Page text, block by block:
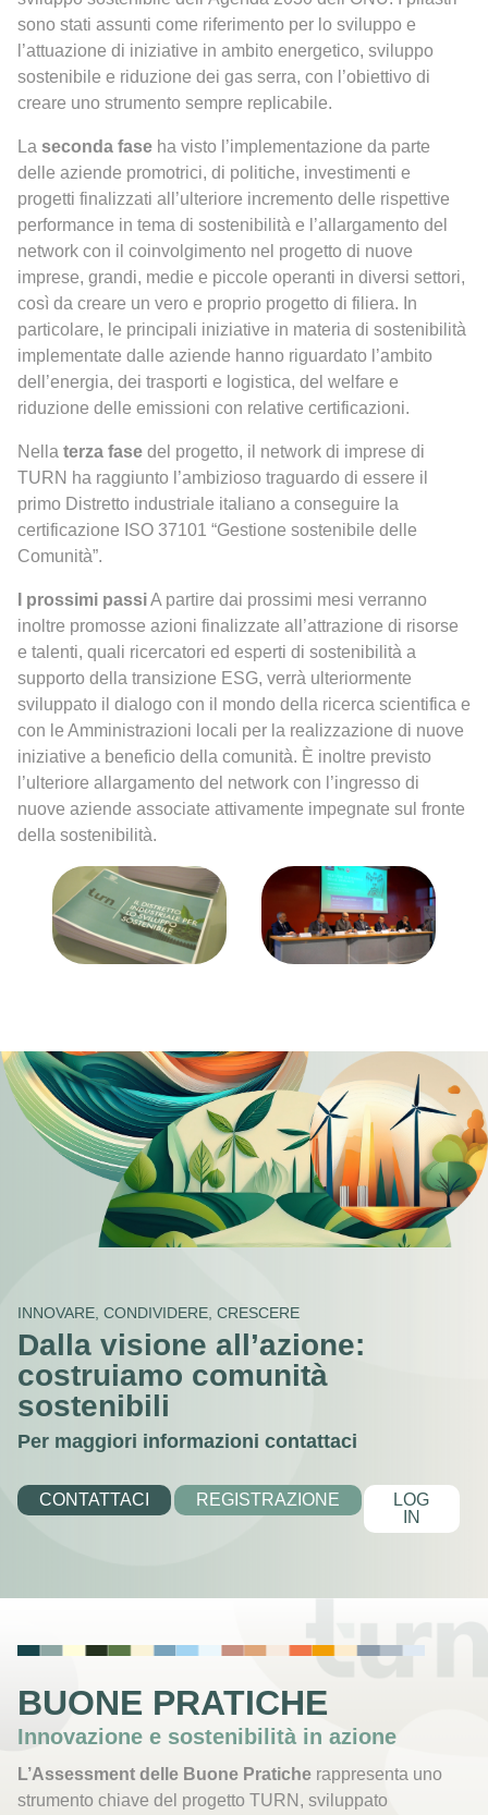
sono stati assunti come riferimento per lo sviluppo e
l’attuazione di iniziative in ambito energetico, sviluppo
sostenibile e riduzione dei gas serra, con l’obiettivo di
creare uno strumento sempre replicabile.
La seconda fase ha visto l’implementazione da parte
delle aziende promotrici, di politiche, investimenti e
progetti finalizzati all’ulteriore incremento delle rispettive
performance in tema di sostenibilità e l’allargamento del
network con il coinvolgimento nel progetto di nuove
imprese, grandi, medie e piccole operanti in diversi settori,
così da creare un vero e proprio progetto di filiera. In
particolare, le principali iniziative in materia di sostenibilità
implementate dalle aziende hanno riguardato l’ambito
dell’energia, dei trasporti e logistica, del welfare e
riduzione delle emissioni con relative certificazioni.
Nella terza fase del progetto, il network di imprese di
TURN ha raggiunto l’ambizioso traguardo di essere il
primo Distretto industriale italiano a conseguire la
certificazione ISO 37101 “Gestione sostenibile delle
Comunità”.
I prossimi passiA partire dai prossimi mesi verranno
inoltre promosse azioni finalizzate all’attrazione di risorse
e talenti, quali ricercatori ed esperti di sostenibilità a
supporto della transizione ESG, verrà ulteriormente
sviluppato il dialogo con il mondo della ricerca scientifica e
con le Amministrazioni locali per la realizzazione di nuove
iniziative a beneficio della comunità. È inoltre previsto
l’ulteriore allargamento del network con l’ingresso di
nuove aziende associate attivamente impegnate sul fronte
della sostenibilità.
INNOVARE, CONDIVIDERE, CRESCERE
Dalla visione all’azione:
costruiamo comunità
sostenibili
Per maggiori informazioni contattaci
CONTATTACI REGISTRAZIONE
LOG
IN
BUONE PRATICHE
Innovazione e sostenibilità in azione
L’Assessment delle Buone Pratiche rappresenta uno
strumento chiave del progetto TURN, sviluppato